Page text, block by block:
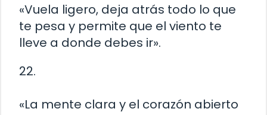
«Vuela ligero, deja atrás todo lo que
te pesa y permite que el viento te
lleve a donde debes ir».
22.
«La mente clara y el corazón abierto